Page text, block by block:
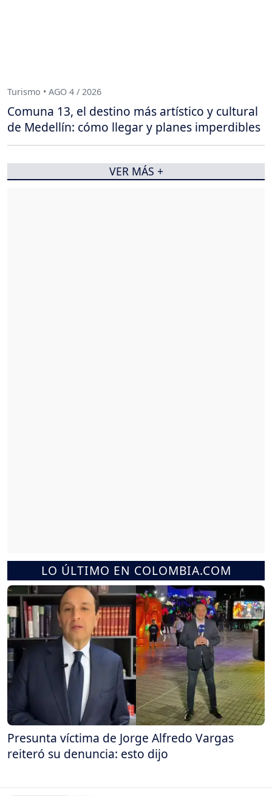
LO ÚLTIMO EN COLOMBIA.COM
Presunta víctima de Jorge Alfredo Vargas
reiteró su denuncia: esto dijo
Turismo • AGO 4 / 2026
Comuna 13, el destino más artístico y cultural
de Medellín: cómo llegar y planes imperdibles
VER MÁS +